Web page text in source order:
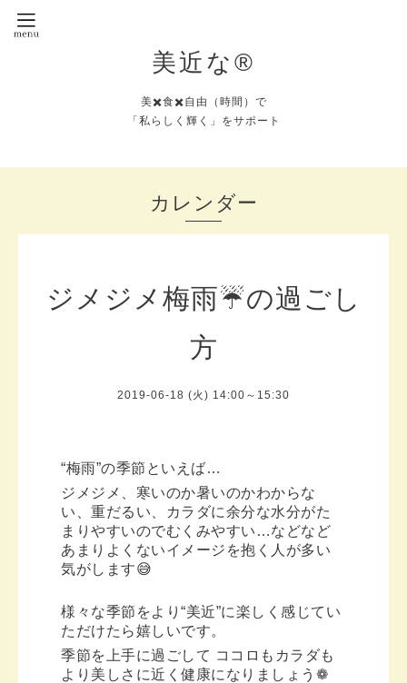
美近な®︎
美✖️食✖️自由（時間）で
「私らしく輝く」をサポート
カレンダー
ジメジメ梅雨☔️の過ごし
方
2019-06-18 (火) 14:00～15:30
“梅雨”の季節といえば…
ジメジメ、寒いのか暑いのかわからな
い、重だるい、カラダに余分な水分がた
まりやすいのでむくみやすい…などなど
あまりよくないイメージを抱く人が多い
気がします😅
様々な季節をより“美近”に楽しく感じてい
ただけたら嬉しいです。
季節を上手に過ごして ココロもカラダも
より美しさに近く健康になりましょう❁︎